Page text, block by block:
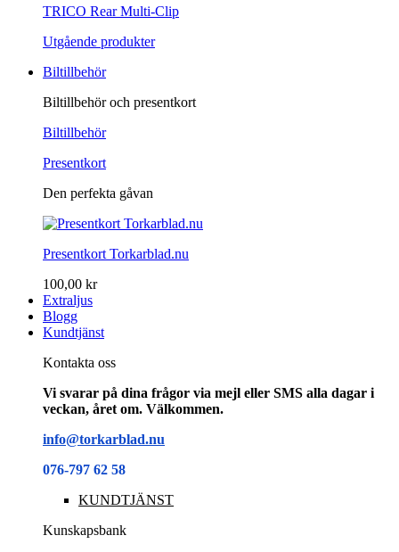
TRICO Rear Multi-Clip
Utgående produkter
Biltillbehör
Biltillbehör och presentkort
Biltillbehör
Presentkort
Den perfekta gåvan
Presentkort Torkarblad.nu
100,00 kr
Extraljus
Blogg
Kundtjänst
Kontakta oss
Vi svarar på dina frågor via mejl eller SMS alla dagar i
veckan, året om. Välkommen.
info@torkarblad.nu
076-797 62 58
KUNDTJÄNST
Kunskapsbank